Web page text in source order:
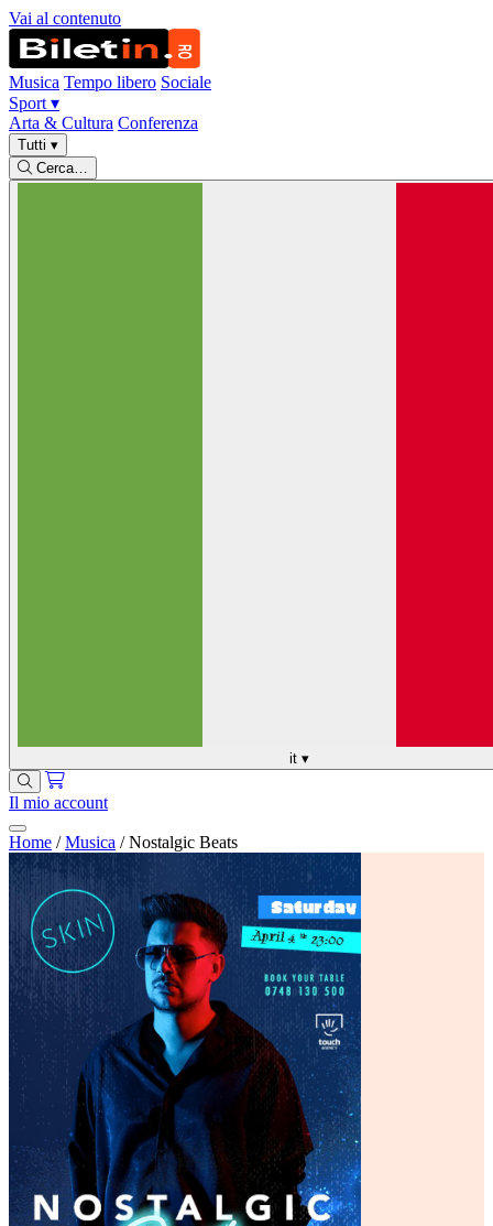
Vai al contenuto
Musica Tempo libero Sociale
Sport ▾
Arta & Cultura Conferenza
Tutti ▾
Cerca…
it ▾
Il mio account
Home / Musica / Nostalgic Beats